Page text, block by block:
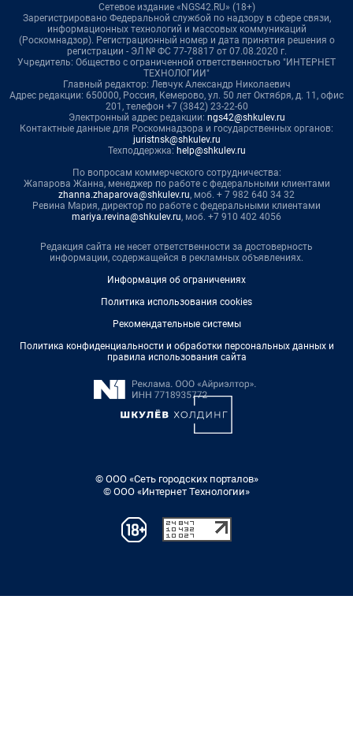
Сетевое издание «NGS42.RU» (18+)
Зарегистрировано Федеральной службой по надзору в сфере связи,
информационных технологий и массовых коммуникаций
(Роскомнадзор). Регистрационный номер и дата принятия решения о
регистрации - ЭЛ № ФС 77-78817 от 07.08.2020 г.
Учредитель: Общество с ограниченной ответственностью "ИНТЕРНЕТ
ТЕХНОЛОГИИ"
Главный редактор: Левчук Александр Николаевич
Адрес редакции: 650000, Россия, Кемерово, ул. 50 лет Октября, д. 11, офис
201, телефон +7 (3842) 23-22-60
Электронный адрес редакции: ngs42@shkulev.ru
Контактные данные для Роскомнадзора и государственных органов:
juristnsk@shkulev.ru
Техподдержка: help@shkulev.ru
По вопросам коммерческого сотрудничества:
Жапарова Жанна, менеджер по работе с федеральными клиентами
zhanna.zhaparova@shkulev.ru, моб. + 7 982 640 34 32
Ревина Мария, директор по работе с федеральными клиентами
mariya.revina@shkulev.ru, моб. +7 910 402 4056
Редакция сайта не несет ответственности за достоверность
информации, содержащейся в рекламных объявлениях.
Информация об ограничениях
Политика использования cookies
Рекомендательные системы
Политика конфиденциальности и обработки персональных данных и
правила использования сайта
© ООО «Сеть городских порталов»
© ООО «Интернет Технологии»